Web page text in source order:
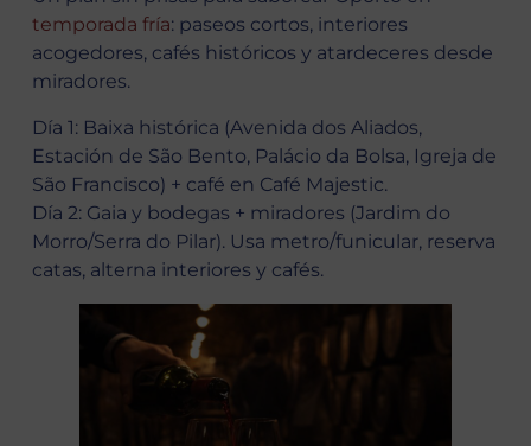
temporada fría: paseos cortos, interiores
acogedores, cafés históricos y atardeceres desde
miradores.
Día 1: Baixa histórica (Avenida dos Aliados,
Estación de São Bento, Palácio da Bolsa, Igreja de
São Francisco) + café en Café Majestic.
Día 2: Gaia y bodegas + miradores (Jardim do
Morro/Serra do Pilar). Usa metro/funicular, reserva
catas, alterna interiores y cafés.